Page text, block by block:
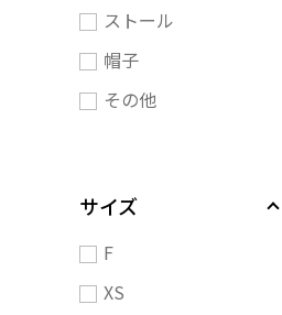
ストール
帽子
その他
サイズ
F
XS